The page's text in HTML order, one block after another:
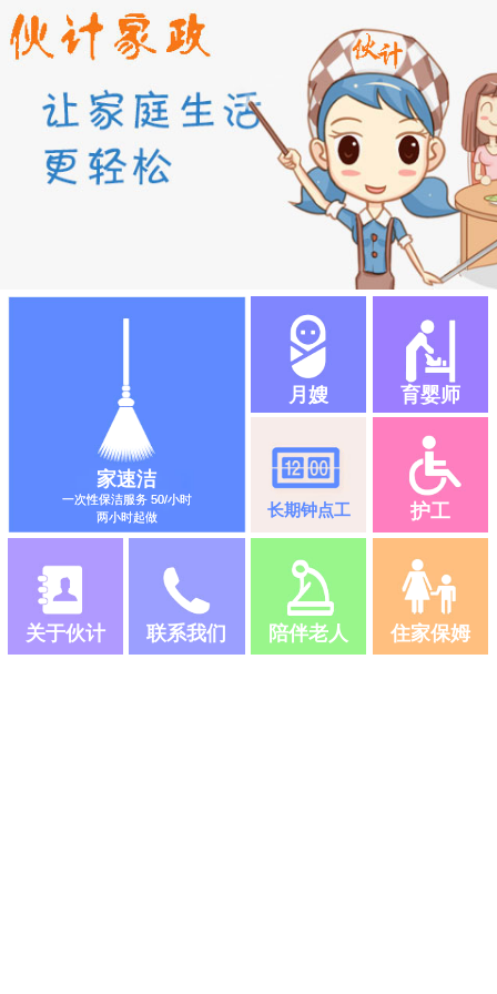
家速洁
一次性保洁服务 50/小时
两小时起做
月嫂 育婴师
长期钟点工 护工
关于伙计 联系我们 陪伴老人 住家保姆